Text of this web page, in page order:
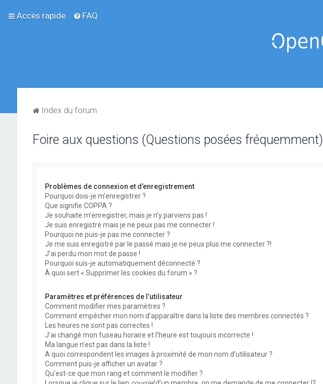
Accès rapide FAQ
Index du forum
Foire aux questions (Questions posées fréquemment)
Problèmes de connexion et d’enregistrement
Pourquoi dois-je m’enregistrer ?
Que signifie COPPA ?
Je souhaite m’enregistrer, mais je n’y parviens pas !
Je suis enregistré mais je ne peux pas me connecter !
Pourquoi ne puis-je pas me connecter ?
Je me suis enregistré par le passé mais je ne peux plus me connecter ?!
J’ai perdu mon mot de passe !
Pourquoi suis-je automatiquement déconnecté ?
À quoi sert « Supprimer les cookies du forum » ?
Paramètres et préférences de l’utilisateur
Comment modifier mes paramètres ?
Comment empêcher mon nom d’apparaître dans la liste des membres connectés ?
Les heures ne sont pas correctes !
J’ai changé mon fuseau horaire et l’heure est toujours incorrecte !
Ma langue n’est pas dans la liste !
A quoi correspondent les images à proximité de mon nom d’utilisateur ?
Comment puis-je afficher un avatar ?
Qu’est-ce que mon rang et comment le modifier ?